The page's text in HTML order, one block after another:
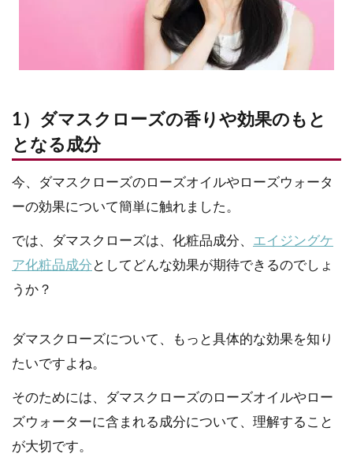
1）ダマスクローズの香りや効果のもと
となる成分
今、ダマスクローズのローズオイルやローズウォータ
ーの効果について簡単に触れました。
では、ダマスクローズは、化粧品成分、 エイジングケ
ア化粧品成分 としてどんな効果が期待できるのでしょ
うか？
ダマスクローズについて、もっと具体的な効果を知り
たいですよね。
そのためには、ダマスクローズのローズオイルやロー
ズウォーターに含まれる成分について、理解すること
が大切です。